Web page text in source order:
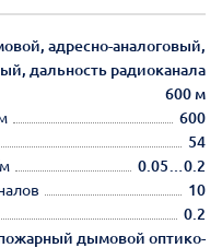
адресно-аналоговый,
дальность радиоканала
600 м
600
54
0.05…0.2
10
0.2
дымовой оптико-